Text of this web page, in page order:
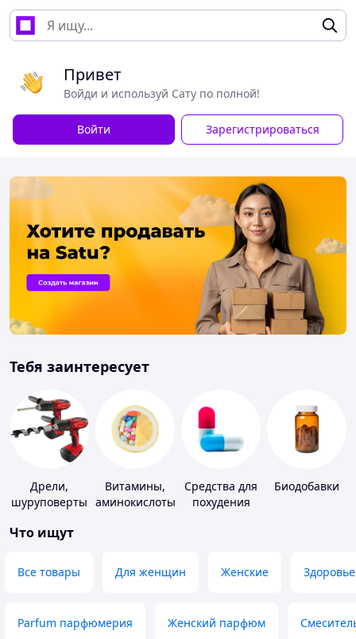
Привет
Войди и используй Сату по полной!
Войти Зарегистрироваться
Тебя заинтересует
Дрели,
шуруповерты
Витамины,
аминокислоты
Средства для
похудения
Биодобавки
Что ищут
Все товары Для женщин Женские Здоровье
Parfum парфюмерия Женский парфюм